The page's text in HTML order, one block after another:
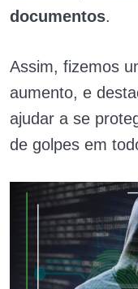
documentos.
Assim, fizemos
aumento, e
ajudar a se
de golpes em